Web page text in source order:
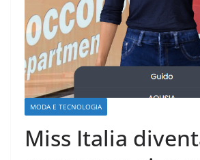
MODA E TECNOLOGIA
Miss Italia